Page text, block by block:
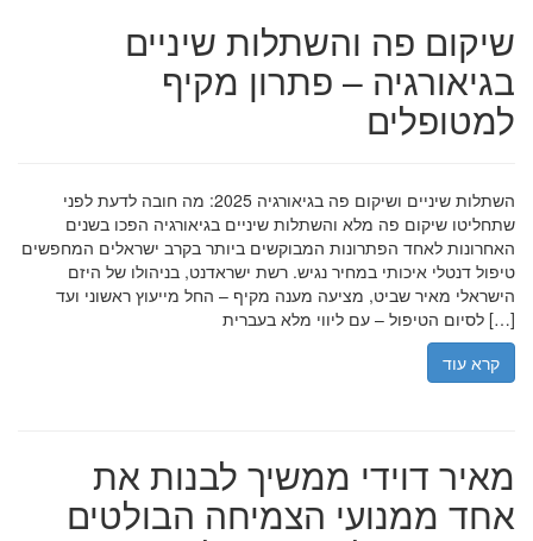
שיקום פה והשתלות שיניים
בגיאורגיה – פתרון מקיף
למטופלים
השתלות שיניים ושיקום פה בגיאורגיה 2025: מה חובה לדעת לפני
שתחליטו שיקום פה מלא והשתלות שיניים בגיאורגיה הפכו בשנים
האחרונות לאחד הפתרונות המבוקשים ביותר בקרב ישראלים המחפשים
טיפול דנטלי איכותי במחיר נגיש. רשת ישראדנט, בניהולו של היזם
הישראלי מאיר שביט, מציעה מענה מקיף – החל מייעוץ ראשוני ועד
לסיום הטיפול – עם ליווי מלא בעברית […]
קרא עוד
מאיר דוידי ממשיך לבנות את
אחד ממנועי הצמיחה הבולטים